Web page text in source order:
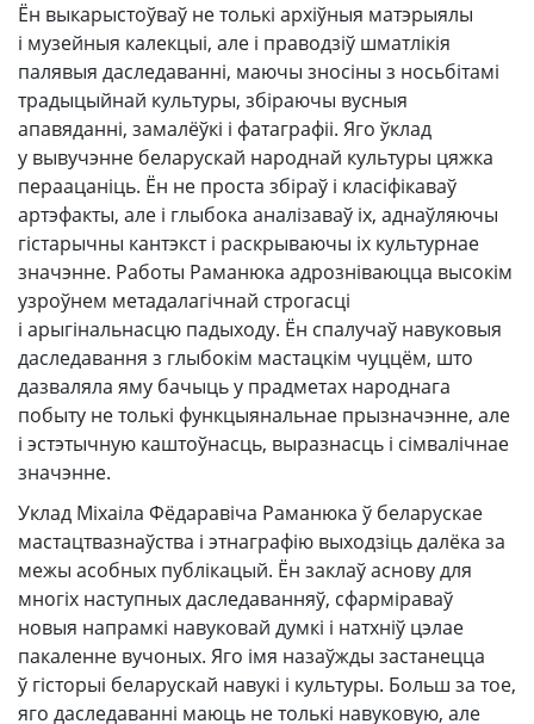
Ён выкарыстоўваў не толькі архіўныя матэрыялы
і музейныя калекцыі, але і праводзіў шматлікія
палявыя даследаванні, маючы зносіны з носьбітамі
традыцыйнай культуры, збіраючы вусныя
апавяданні, замалёўкі і фатаграфіі. Яго ўклад
у вывучэнне беларускай народнай культуры цяжка
пераацаніць. Ён не проста збіраў і класіфікаваў
артэфакты, але і глыбока аналізаваў іх, аднаўляючы
гістарычны кантэкст і раскрываючы іх культурнае
значэнне. Работы Раманюка адрозніваюцца высокім
узроўнем метадалагічнай строгасці
і арыгінальнасцю падыходу. Ён спалучаў навуковыя
даследавання з глыбокім мастацкім чуццём, што
дазваляла яму бачыць у прадметах народнага
побыту не толькі функцыянальнае прызначэнне, але
і эстэтычную каштоўнасць, выразнасць і сімвалічнае
значэнне.
Уклад Міхаіла Фёдаравіча Раманюка ў беларускае
мастацтвазнаўства і этнаграфію выходзіць далёка за
межы асобных публікацый. Ён заклаў аснову для
многіх наступных даследаванняў, сфарміраваў
новыя напрамкі навуковай думкі і натхніў цэлае
пакаленне вучоных. Яго імя назаўжды застанецца
ў гісторыі беларускай навукі і культуры. Больш за тое,
яго даследаванні маюць не толькі навуковую, але